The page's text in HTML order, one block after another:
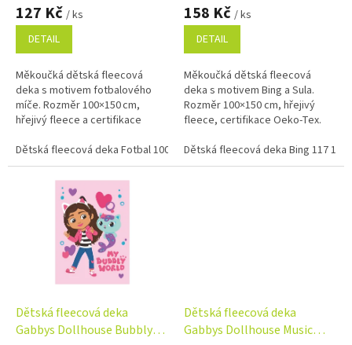
127 Kč / ks
DETAIL
Měkoučká dětská fleecová
deka s motivem fotbalového
míče. Rozměr 100×150 cm,
hřejivý fleece a certifikace
odpočinek, hraní i jako dárek
pro malé...
Dětská fleecová deka Fotbal 100x150 cm
158 Kč / ks
DETAIL
Měkoučká dětská fleecová
deka s motivem Bing a Sula.
Rozměr 100×150 cm, hřejivý
fleece, certifikace Oeko‑Tex.
cestování.
Dětská fleecová deka Bing 117
Dětská fleecová deka
Gabbys Dollhouse Bubbly
Dětská fleecová deka
Gabbys Dollhouse Music